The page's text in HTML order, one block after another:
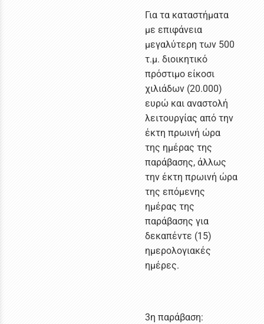
Για τα καταστήματα
με επιφάνεια
μεγαλύτερη των 500
τ.μ. διοικητικό
πρόστιμο είκοσι
χιλιάδων (20.000)
ευρώ και αναστολή
λειτουργίας από την
έκτη πρωινή ώρα
της ημέρας της
παράβασης, άλλως
την έκτη πρωινή ώρα
της επόμενης
ημέρας της
παράβασης για
δεκαπέντε (15)
ημερολογιακές
ημέρες.
3η παράβαση: